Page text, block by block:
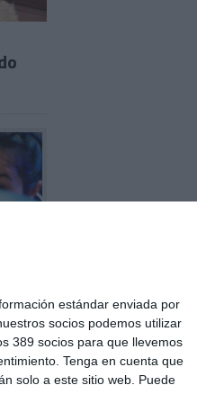
estándar enviada por
socios podemos utilizar
389 socios para que llevemos
Tenga en cuenta que
solo a este sitio web. Puede